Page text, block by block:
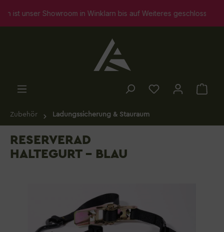
springen
ist unser Showroom in Winklarn bis auf Weiteres geschlossen.
Zubehör Ladungssicherung & Stauraum
RESERVERAD
HALTEGURT - BLAU